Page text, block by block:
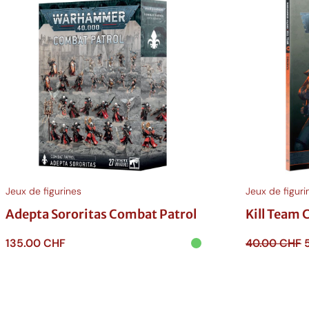
Jeux de figurines
Adepta Sororitas Combat Patrol
135.00CHF
Jeux de
Kill Team
40.00CHF